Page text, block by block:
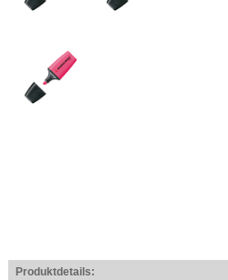
Produktdetails: